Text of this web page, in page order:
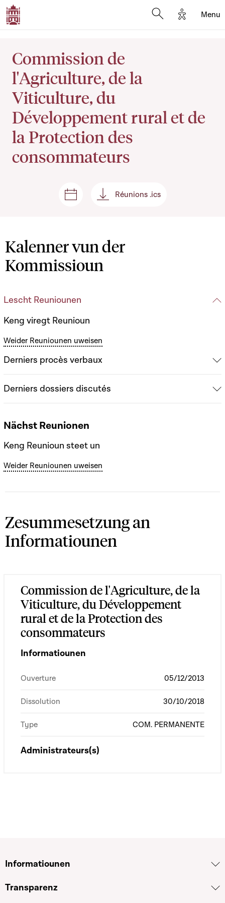
Options
Menu
Commission de
l'Agriculture, de la
Viticulture, du
Développement rural et de
la Protection des
consommateurs
Sëtzungen a Reuniounen
Réunions .ics
Réunions .ics
Kalenner vun der
Kommissioun
Lescht Reuniounen
Keng viregt Reunioun
Weider Reuniounen uweisen
Derniers procès verbaux
Derniers dossiers discutés
Nächst Reunionen
Keng Reunioun steet un
Weider Reuniounen uweisen
Zesummesetzung an
Informatiounen
Commission de l'Agriculture, de la
Viticulture, du Développement
rural et de la Protection des
consommateurs
Informatiounen
Ouverture 05/12/2013
Dissolution 30/10/2018
Type COM. PERMANENTE
Administrateurs(s)
Informatiounen
Transparenz